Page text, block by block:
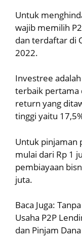
Untuk
wajib memilih
dan terdaftar di
2022.
Investree
terbaik pertama
return yang
tinggi yaitu
Untuk pinjaman
mulai dari Rp 1
pembiayaan
juta.
Baca Juga:
Usaha P2P
dan Pinjam